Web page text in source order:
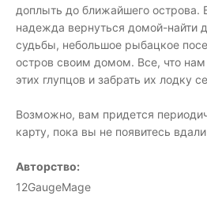
доплыть до ближайшего острова.
надежда вернуться домой-найти
судьбы, небольшое рыбацкое
остров своим домом. Все, что нам
этих глупцов и забрать их лодку
Возможно, вам придется
карту, пока вы не появитесь
Авторство:
12GaugeMage